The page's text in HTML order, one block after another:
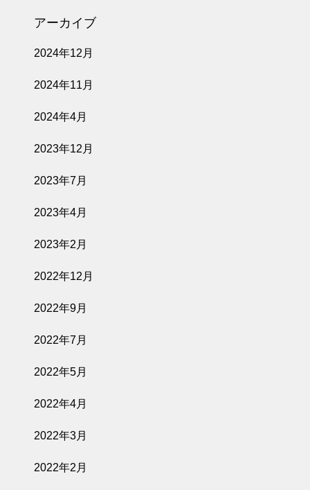
アーカイブ
2024年12月
2024年11月
2024年4月
2023年12月
2023年7月
2023年4月
2023年2月
2022年12月
2022年9月
2022年7月
2022年5月
2022年4月
2022年3月
2022年2月